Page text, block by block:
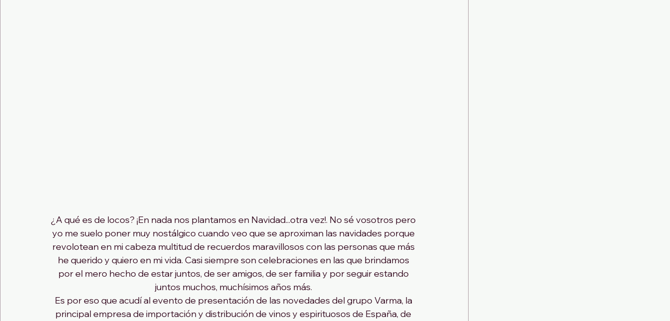
¿A qué es de locos? ¡En nada nos plantamos en Navidad...otra vez!. No sé vosotros pero
yo me suelo poner muy nostálgico cuando veo que se aproximan las navidades porque
revolotean en mi cabeza multitud de recuerdos maravillosos con las personas que más
he querido y quiero en mi vida. Casi siempre son celebraciones en las que brindamos
por el mero hecho de estar juntos, de ser amigos, de ser familia y por seguir estando
juntos muchos, muchísimos años más.
Es por eso que acudí al evento de presentación de las novedades del grupo Varma, la
principal empresa de importación y distribución de vinos y espirituosos de España, de